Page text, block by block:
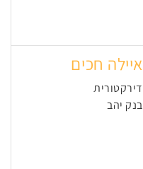
איילה חכים
דירקטורית
בנק יהב